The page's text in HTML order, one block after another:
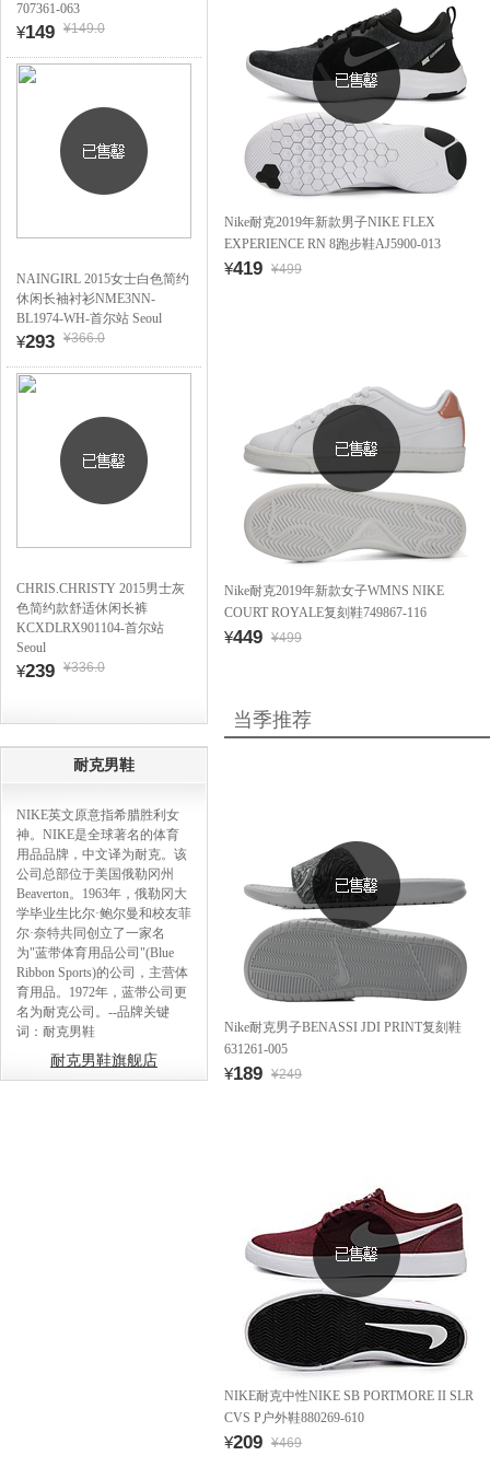
707361-063
¥149 ¥149.0
NAINGIRL 2015女士白色简约
休闲长袖衬衫NME3NN-
BL1974-WH-首尔站 Seoul
¥293 ¥366.0
CHRIS.CHRISTY 2015男士灰
色简约款舒适休闲长裤
KCXDLRX901104-首尔站
Seoul
¥239 ¥336.0
耐克男鞋
NIKE英文原意指希腊胜利女
神。NIKE是全球著名的体育
用品品牌，中文译为耐克。该
公司总部位于美国俄勒冈州
Beaverton。1963年，俄勒冈大
学毕业生比尔·鲍尔曼和校友菲
尔·奈特共同创立了一家名
为"蓝带体育用品公司"(Blue
Ribbon Sports)的公司，主营体
育用品。1972年，蓝带公司更
名为耐克公司。--品牌关键
词：耐克男鞋
耐克男鞋旗舰店
Nike耐克2019年新款男子NIKE FLEX
EXPERIENCE RN 8跑步鞋AJ5900-013
¥419 ¥499
Nike耐克2019年新款女子WMNS NIKE
COURT ROYALE复刻鞋749867-116
¥449 ¥499
当季推荐
Nike耐克男子BENASSI JDI PRINT复刻鞋
631261-005
¥189 ¥249
NIKE耐克中性NIKE SB PORTMORE II SLR
CVS P户外鞋880269-610
¥209 ¥469